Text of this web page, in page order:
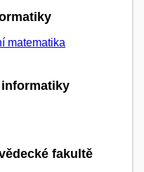
matematika
informatiky
fakultě